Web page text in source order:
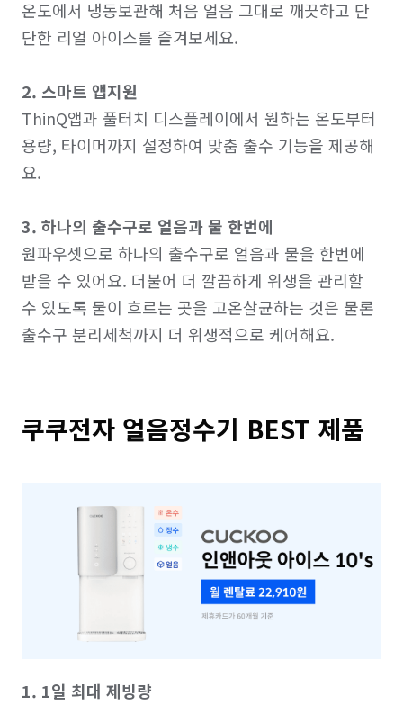
온도에서 냉동보관해 처음 얼음 그대로 깨끗하고 단
단한 리얼 아이스를 즐겨보세요.
2. 스마트 앱지원
ThinQ앱과 풀터치 디스플레이에서 원하는 온도부터
용량, 타이머까지 설정하여 맞춤 출수 기능을 제공해
요.
3. 하나의 출수구로 얼음과 물 한번에
원파우셋으로 하나의 출수구로 얼음과 물을 한번에
받을 수 있어요. 더불어 더 깔끔하게 위생을 관리할
수 있도록 물이 흐르는 곳을 고온살균하는 것은 물론
쿠쿠전자 얼음정수기 BEST 제품
1. 1일 최대 제빙량